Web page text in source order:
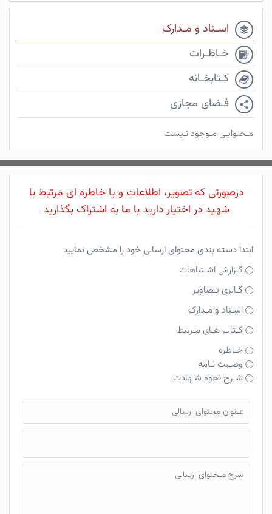
اسـناد و مـدارک
خـاطـرات
کـتابخـانه
فـضای مجازی
مـحتوایـی مـوجود نـیست
درصورتی که تصویر، اطلاعات و یا خاطره ای مرتبط با
شهید در اختیار دارید با ما به اشتراک بگذارید
ابتدا دسته بندی محتوای ارسالی خود را مشخص نمایید
گـزارش اشـتباهات
گـالری تـصاویر
اسـناد و مـدارک
کـتاب هـای مـرتبط
خـاطره
وصـیت نـامه
شـرح نحوه شـهادت
فایل محتوای ارسالی